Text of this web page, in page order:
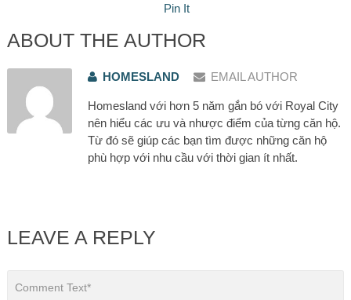
Pin It
ABOUT THE AUTHOR
HOMESLAND EMAIL AUTHOR
Homesland với hơn 5 năm gắn bó với Royal City
nên hiểu các ưu và nhược điểm của từng căn hộ.
Từ đó sẽ giúp các bạn tìm được những căn hộ
phù hợp với nhu cầu với thời gian ít nhất.
LEAVE A REPLY